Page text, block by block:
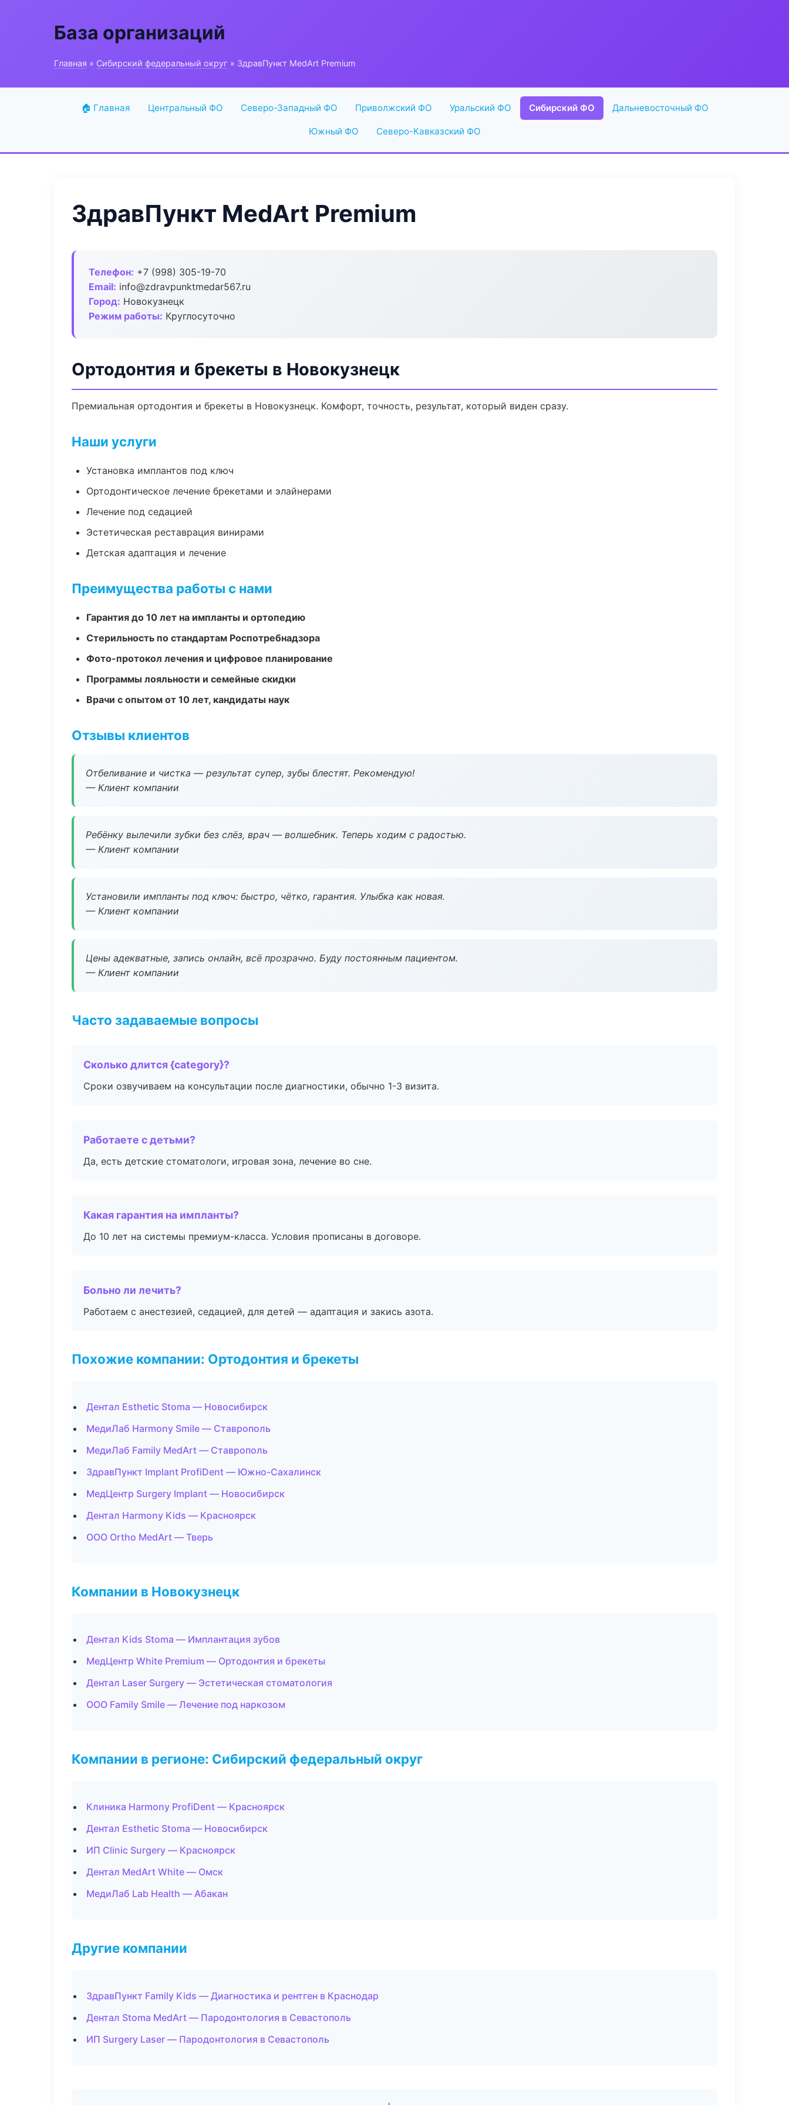
База организаций
Главная » Сибирский федеральный округ » ЗдравПункт MedArt Premium
🏠 Главная Центральный ФО Северо-Западный ФО Приволжский ФО Уральский ФО Сибирский ФО Дальневосточный ФО
Южный ФО Северо-Кавказский ФО
ЗдравПункт MedArt Premium
Телефон: +7 (998) 305-19-70
Email: info@zdravpunktmedar567.ru
Город: Новокузнецк
Режим работы: Круглосуточно
Ортодонтия и брекеты в Новокузнецк
Премиальная ортодонтия и брекеты в Новокузнецк. Комфорт, точность, результат, который виден сразу.
Наши услуги
Установка имплантов под ключ
Ортодонтическое лечение брекетами и элайнерами
Лечение под седацией
Эстетическая реставрация винирами
Детская адаптация и лечение
Преимущества работы с нами
Гарантия до 10 лет на импланты и ортопедию
Стерильность по стандартам Роспотребнадзора
Фото-протокол лечения и цифровое планирование
Программы лояльности и семейные скидки
Врачи с опытом от 10 лет, кандидаты наук
Отзывы клиентов
Отбеливание и чистка — результат супер, зубы блестят. Рекомендую!
— Клиент компании
Ребёнку вылечили зубки без слёз, врач — волшебник. Теперь ходим с радостью.
— Клиент компании
Установили импланты под ключ: быстро, чётко, гарантия. Улыбка как новая.
— Клиент компании
Цены адекватные, запись онлайн, всё прозрачно. Буду постоянным пациентом.
— Клиент компании
Часто задаваемые вопросы
Сколько длится {category}?
Сроки озвучиваем на консультации после диагностики, обычно 1-3 визита.
Работаете с детьми?
Да, есть детские стоматологи, игровая зона, лечение во сне.
Какая гарантия на импланты?
До 10 лет на системы премиум-класса. Условия прописаны в договоре.
Больно ли лечить?
Работаем с анестезией, седацией, для детей — адаптация и закись азота.
Похожие компании: Ортодонтия и брекеты
Дентал Esthetic Stoma — Новосибирск
МедиЛаб Harmony Smile — Ставрополь
МедиЛаб Family MedArt — Ставрополь
ЗдравПункт Implant ProfiDent — Южно-Сахалинск
МедЦентр Surgery Implant — Новосибирск
Дентал Harmony Kids — Красноярск
ООО Ortho MedArt — Тверь
Компании в Новокузнецк
Дентал Kids Stoma — Имплантация зубов
МедЦентр White Premium — Ортодонтия и брекеты
Дентал Laser Surgery — Эстетическая стоматология
ООО Family Smile — Лечение под наркозом
Компании в регионе: Сибирский федеральный округ
Клиника Harmony ProfiDent — Красноярск
Дентал Esthetic Stoma — Новосибирск
ИП Clinic Surgery — Красноярск
Дентал MedArt White — Омск
МедиЛаб Lab Health — Абакан
Другие компании
ЗдравПункт Family Kids — Диагностика и рентген в Краснодар
Дентал Stoma MedArt — Пародонтология в Севастополь
ИП Surgery Laser — Пародонтология в Севастополь